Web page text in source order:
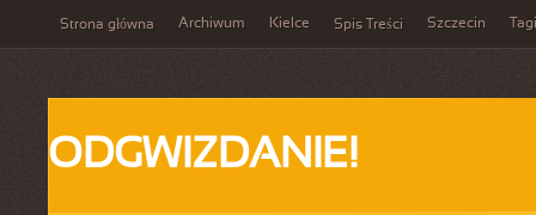
Strona główna Archiwum Kielce Spis Treści Szczecin Tagi
ODGWIZDANIE!